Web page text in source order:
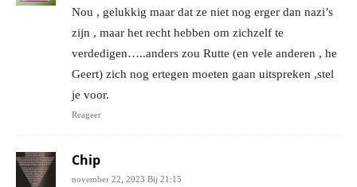
Nou , gelukkig maar dat ze niet nog erger dan nazi’s
zijn , maar het recht hebben om zichzelf te
verdedigen…..anders zou Rutte (en vele anderen , he
Geert) zich nog ertegen moeten gaan uitspreken ,stel
je voor.
Reageer
Chip
november 22, 2023 Bij 21:15